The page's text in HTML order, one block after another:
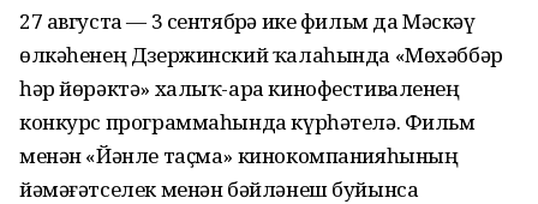
27 августа — 3 сентябрҙә ике фильм да Мәскәү
өлкәһенең Дзержинский ҡалаһында «Мөхәббәр
һәр йөрәктә» халыҡ-ара кинофестиваленең
конкурс программаһында күрһәтелә. Фильм
менән «Йәнле таҫма» кинокомпанияһының
йәмәғәтселек менән бәйләнеш буйынса